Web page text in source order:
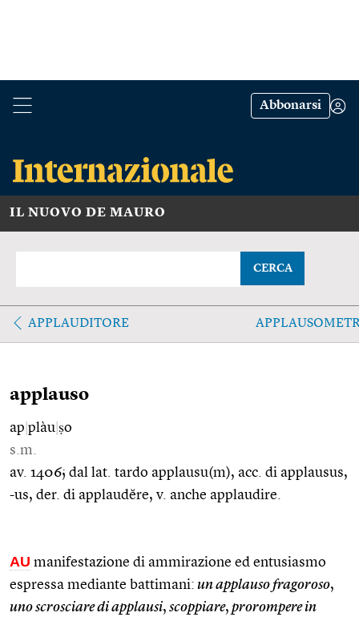
Abbonarsi
IL NUOVO DE MAURO
CERCA
APPLAUDITORE
applauso
ap plàu ṣo
s.m.
av. 1406; dal lat. tardo applausu(m), acc. di applausus,
-us, der. di applaudĕre, v. anche applaudire.
AU manifestazione di ammirazione ed entusiasmo
espressa mediante battimani: un applauso fragoroso,
uno scrosciare di applausi, scoppiare, prorompere in